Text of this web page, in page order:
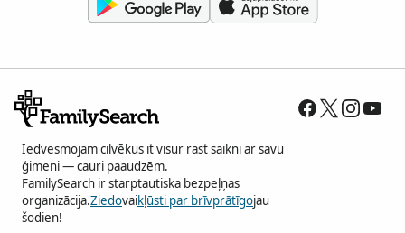
Iedvesmojam cilvēkus it visur rast saikni ar savu
ģimeni — cauri paaudzēm.
FamilySearch ir starptautiska bezpeļņas
organizācija.Ziedovaikļūsti par brīvprātīgojau
šodien!